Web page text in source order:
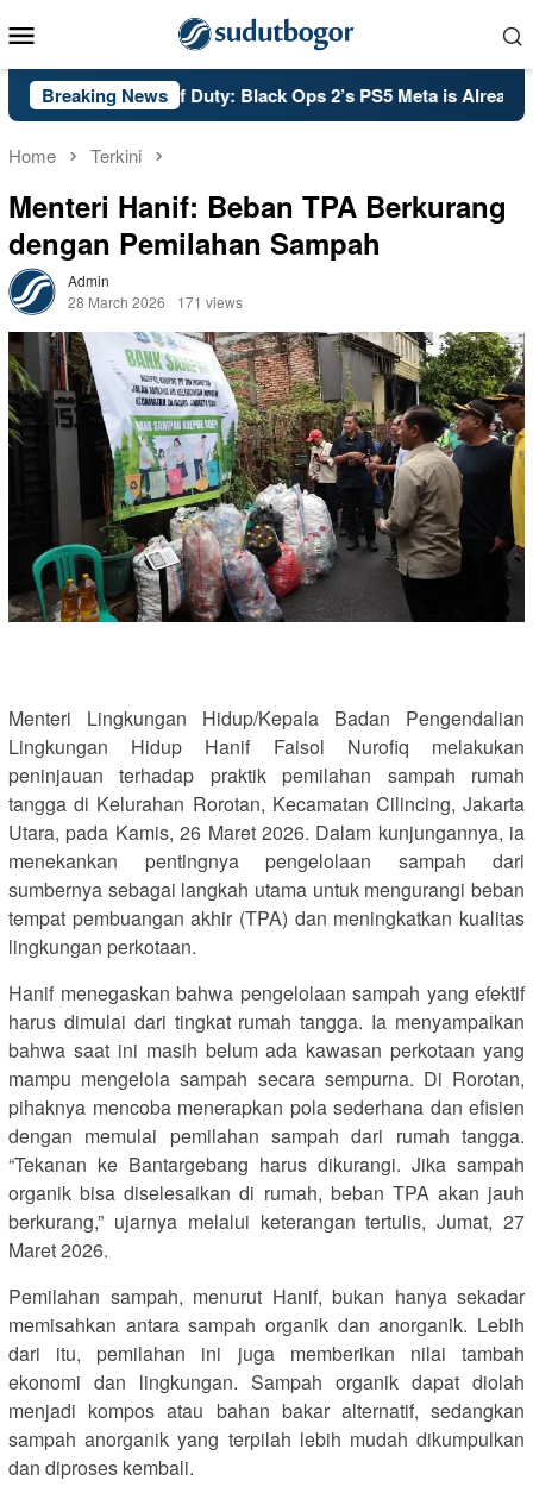
to
Menu
Breaking News
PSA: Call of Duty: Black Ops 2’s PS5 Meta is Already Set
Home Terkini
Menteri Hanif: Beban TPA Berkurang
dengan Pemilahan Sampah
Admin
28 March 2026
171 views
Menteri Lingkungan Hidup/Kepala Badan Pengendalian
Lingkungan Hidup Hanif Faisol Nurofiq melakukan
peninjauan terhadap praktik pemilahan sampah rumah
tangga di Kelurahan Rorotan, Kecamatan Cilincing, Jakarta
Utara, pada Kamis, 26 Maret 2026. Dalam kunjungannya, ia
menekankan pentingnya pengelolaan sampah dari
sumbernya sebagai langkah utama untuk mengurangi beban
tempat pembuangan akhir (TPA) dan meningkatkan kualitas
lingkungan perkotaan.
Hanif menegaskan bahwa pengelolaan sampah yang efektif
harus dimulai dari tingkat rumah tangga. Ia menyampaikan
bahwa saat ini masih belum ada kawasan perkotaan yang
mampu mengelola sampah secara sempurna. Di Rorotan,
pihaknya mencoba menerapkan pola sederhana dan efisien
dengan memulai pemilahan sampah dari rumah tangga.
“Tekanan ke Bantargebang harus dikurangi. Jika sampah
organik bisa diselesaikan di rumah, beban TPA akan jauh
berkurang,” ujarnya melalui keterangan tertulis, Jumat, 27
Maret 2026.
Pemilahan sampah, menurut Hanif, bukan hanya sekadar
memisahkan antara sampah organik dan anorganik. Lebih
dari itu, pemilahan ini juga memberikan nilai tambah
ekonomi dan lingkungan. Sampah organik dapat diolah
menjadi kompos atau bahan bakar alternatif, sedangkan
sampah anorganik yang terpilah lebih mudah dikumpulkan
dan diproses kembali.